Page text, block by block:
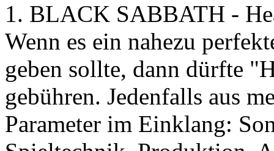
1. BLACK SABBATH -
Wenn es ein nahezu
geben sollte, dann dürfte
gebühren. Jedenfalls aus
Parameter im Einklang: